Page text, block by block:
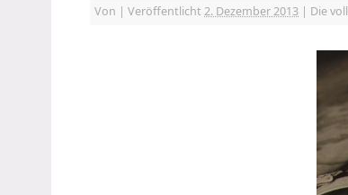
Von | Veröffentlicht 2. Dezember 2013 | Die